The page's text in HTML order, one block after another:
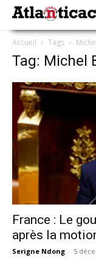
Accueil Tags
Tag: Michel
France : Le
après la
Serigne Ndong - 5